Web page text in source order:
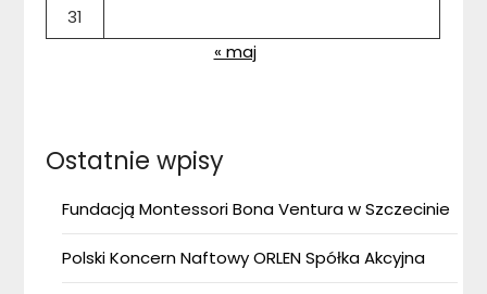
31
« maj
Ostatnie wpisy
Fundacją Montessori Bona Ventura w Szczecinie
Polski Koncern Naftowy ORLEN Spółka Akcyjna